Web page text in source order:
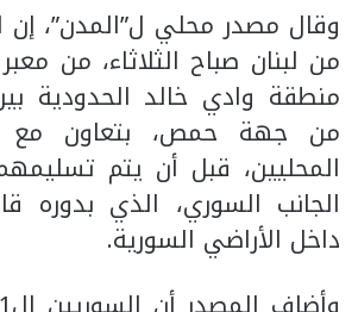
وقال مصدر محلي ل”المدن”، إن
من لبنان صباح الثلاثاء، من
منطقة وادي خالد الحدودية
من جهة حمص، بتعاون مع
المحليين، قبل أن يتم
الجانب السوري، الذي بدوره
داخل الأراضي السورية.